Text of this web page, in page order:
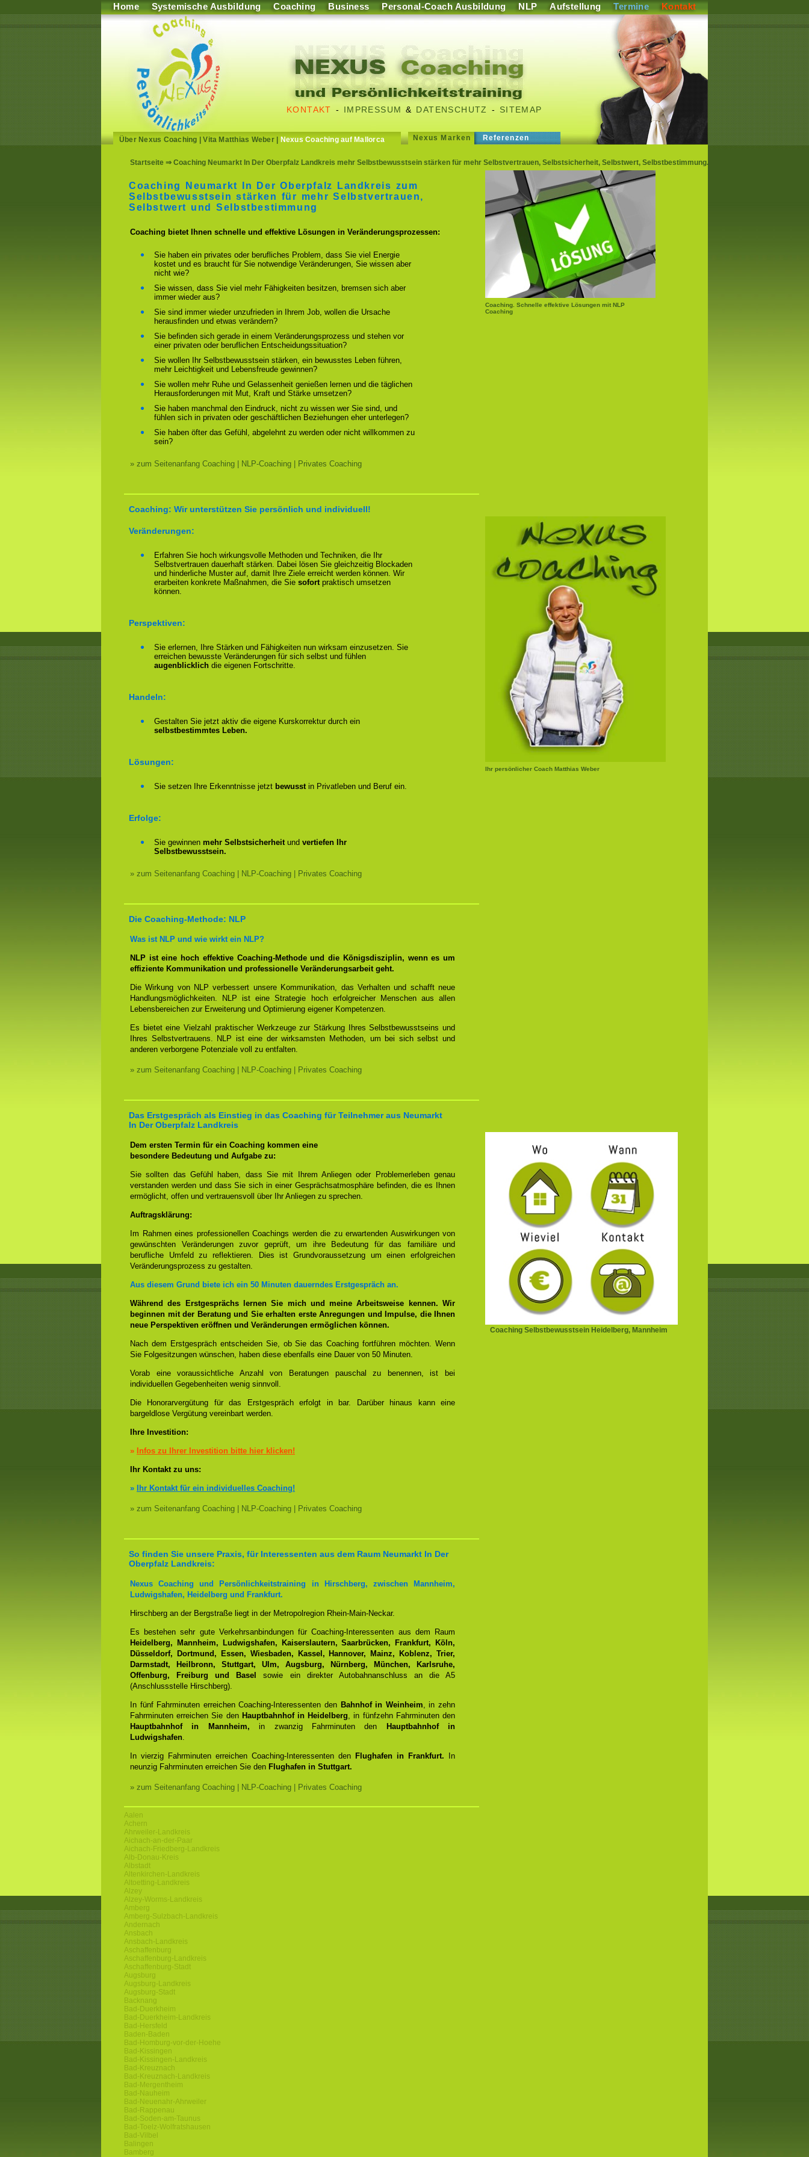
Home Systemische Ausbildung Coaching Business Personal-Coach Ausbildung NLP Aufstellung Termine Kontakt
KONTAKT - IMPRESSUM & DATENSCHUTZ - SITEMAP
Über Nexus Coaching |Vita Matthias Weber| Nexus Coaching auf Mallorca Nexus Marken Referenzen
Startseite ⇒ Coaching Neumarkt In Der Oberpfalz Landkreis mehr Selbstbewusstsein stärken für mehr Selbstvertrauen, Selbstsicherheit, Selbstwert, Selbstbestimmung.
Coaching. Schnelle effektive Lösungen mit NLP
Coaching
Coaching Neumarkt In Der Oberpfalz Landkreis zum
Selbstbewusstsein stärken für mehr Selbstvertrauen,
Selbstwert und Selbstbestimmung
Coaching bietet Ihnen schnelle und effektive Lösungen in Veränderungsprozessen:
Sie haben ein privates oder berufliches Problem, dass Sie viel Energie
kostet und es braucht für Sie notwendige Veränderungen, Sie wissen aber
nicht wie?
Sie wissen, dass Sie viel mehr Fähigkeiten besitzen, bremsen sich aber
immer wieder aus?
Sie sind immer wieder unzufrieden in Ihrem Job, wollen die Ursache
herausfinden und etwas verändern?
Sie befinden sich gerade in einem Veränderungsprozess und stehen vor
einer privaten oder beruflichen Entscheidungssituation?
Sie wollen Ihr Selbstbewusstsein stärken, ein bewusstes Leben führen,
mehr Leichtigkeit und Lebensfreude gewinnen?
Sie wollen mehr Ruhe und Gelassenheit genießen lernen und die täglichen
Herausforderungen mit Mut, Kraft und Stärke umsetzen?
Sie haben manchmal den Eindruck, nicht zu wissen wer Sie sind, und
fühlen sich in privaten oder geschäftlichen Beziehungen eher unterlegen?
Sie haben öfter das Gefühl, abgelehnt zu werden oder nicht willkommen zu
sein?
» zum Seitenanfang Coaching | NLP-Coaching | Privates Coaching
Coaching: Wir unterstützen Sie persönlich und individuell!
Ihr persönlicher Coach Matthias Weber
Veränderungen:
Erfahren Sie hoch wirkungsvolle Methoden und Techniken, die Ihr
Selbstvertrauen dauerhaft stärken. Dabei lösen Sie gleichzeitig Blockaden
und hinderliche Muster auf, damit Ihre Ziele erreicht werden können. Wir
erarbeiten konkrete Maßnahmen, die Sie sofortpraktisch umsetzen
können.
Perspektiven:
Sie erlernen, Ihre Stärken und Fähigkeiten nun wirksam einzusetzen. Sie
erreichen bewusste Veränderungen für sich selbst und fühlen
augenblicklich die eigenen Fortschritte.
Handeln:
Gestalten Sie jetzt aktiv die eigene Kurskorrektur durch ein
selbstbestimmtes Leben.
Lösungen:
Sie setzen Ihre Erkenntnisse jetzt bewusstin Privatleben und Beruf ein.
Erfolge:
Sie gewinnen mehr Selbstsicherheitund vertiefen Ihr
Selbstbewusstsein.
» zum Seitenanfang Coaching | NLP-Coaching | Privates Coaching
Die Coaching-Methode: NLP
Was ist NLP und wie wirkt ein NLP?
NLP ist eine hoch effektive Coaching-Methode und die Königsdisziplin, wenn es um
effiziente Kommunikation und professionelle Veränderungsarbeit geht.
Die Wirkung von NLP verbessert unsere Kommunikation, das Verhalten und schafft neue
Handlungsmöglichkeiten. NLP ist eine Strategie hoch erfolgreicher Menschen aus allen
Lebensbereichen zur Erweiterung und Optimierung eigener Kompetenzen.
Es bietet eine Vielzahl praktischer Werkzeuge zur Stärkung Ihres Selbstbewusstseins und
Ihres Selbstvertrauens. NLP ist eine der wirksamsten Methoden, um bei sich selbst und
anderen verborgene Potenziale voll zu entfalten.
» zum Seitenanfang Coaching | NLP-Coaching | Privates Coaching
Das Erstgespräch als Einstieg in das Coaching für Teilnehmer aus Neumarkt
In Der Oberpfalz Landkreis
Coaching Selbstbewusstsein Heidelberg, Mannheim
Dem ersten Termin für ein Coaching kommen eine
besondere Bedeutung und Aufgabe zu:
Sie sollten das Gefühl haben, dass Sie mit Ihrem Anliegen oder Problemerleben genau
verstanden werden und dass Sie sich in einer Gesprächsatmosphäre befinden, die es Ihnen
ermöglicht, offen und vertrauensvoll über Ihr Anliegen zu sprechen.
Auftragsklärung:
Im Rahmen eines professionellen Coachings werden die zu erwartenden Auswirkungen von
gewünschten Veränderungen zuvor geprüft, um ihre Bedeutung für das familiäre und
berufliche Umfeld zu reflektieren. Dies ist Grundvoraussetzung um einen erfolgreichen
Veränderungsprozess zu gestalten.
Aus diesem Grund biete ich ein 50 Minuten dauerndes Erstgespräch an.
Während des Erstgesprächs lernen Sie mich und meine Arbeitsweise kennen. Wir
beginnen mit der Beratung und Sie erhalten erste Anregungen und Impulse, die Ihnen
neue Perspektiven eröffnen und Veränderungen ermöglichen können.
Nach dem Erstgespräch entscheiden Sie, ob Sie das Coaching fortführen möchten. Wenn
Sie Folgesitzungen wünschen, haben diese ebenfalls eine Dauer von 50 Minuten.
Vorab eine voraussichtliche Anzahl von Beratungen pauschal zu benennen, ist bei
individuellen Gegebenheiten wenig sinnvoll.
Die Honorarvergütung für das Erstgespräch erfolgt in bar. Darüber hinaus kann eine
bargeldlose Vergütung vereinbart werden.
Ihre Investition:
» Infos zu Ihrer Investition bitte hier klicken!
Ihr Kontakt zu uns:
» Ihr Kontakt für ein individuelles Coaching!
» zum Seitenanfang Coaching | NLP-Coaching | Privates Coaching
So finden Sie unsere Praxis, für Interessenten aus dem Raum Neumarkt In Der
Oberpfalz Landkreis:
Nexus Coaching und Persönlichkeitstraining in Hirschberg, zwischen Mannheim,
Ludwigshafen, Heidelberg und Frankfurt.
Hirschberg an der Bergstraße liegt in der Metropolregion Rhein-Main-Neckar.
Es bestehen sehr gute Verkehrsanbindungen für Coaching-Interessenten aus dem Raum
Heidelberg, Mannheim, Ludwigshafen, Kaiserslautern, Saarbrücken, Frankfurt, Köln,
Düsseldorf, Dortmund, Essen, Wiesbaden, Kassel, Hannover, Mainz, Koblenz, Trier,
Darmstadt, Heilbronn, Stuttgart, Ulm, Augsburg, Nürnberg, München, Karlsruhe,
Offenburg, Freiburg und Basel
sowie ein direkter Autobahnanschluss an die A5
(Anschlussstelle Hirschberg).
In fünf Fahrminuten erreichen Coaching-Interessenten den Bahnhof in Weinheim, in zehn
Fahrminuten erreichen Sie den Hauptbahnhof in Heidelberg, in fünfzehn Fahrminuten den
Hauptbahnhof in Mannheim, in zwanzig Fahrminuten den
Hauptbahnhof in
Ludwigshafen.
In vierzig Fahrminuten erreichen Coaching-Interessenten den Flughafen in Frankfurt.
In
neunzig Fahrminuten erreichen Sie den Flughafen in Stuttgart.
» zum Seitenanfang Coaching | NLP-Coaching | Privates Coaching
Aalen
Achern
Ahrweiler-Landkreis
Aichach-an-der-Paar
Aichach-Friedberg-Landkreis
Alb-Donau-Kreis
Albstadt
Altenkirchen-Landkreis
Altoetting-Landkreis
Alzey
Alzey-Worms-Landkreis
Amberg
Amberg-Sulzbach-Landkreis
Andernach
Ansbach
Ansbach-Landkreis
Aschaffenburg
Aschaffenburg-Landkreis
Aschaffenburg-Stadt
Augsburg
Augsburg-Landkreis
Augsburg-Stadt
Backnang
Bad-Duerkheim
Bad-Duerkheim-Landkreis
Bad-Hersfeld
Baden-Baden
Bad-Homburg-vor-der-Hoehe
Bad-Kissingen
Bad-Kissingen-Landkreis
Bad-Kreuznach
Bad-Kreuznach-Landkreis
Bad-Mergentheim
Bad-Nauheim
Bad-Neuenahr-Ahrweiler
Bad-Rappenau
Bad-Soden-am-Taunus
Bad-Toelz-Wolfratshausen
Bad-Vilbel
Balingen
Bamberg